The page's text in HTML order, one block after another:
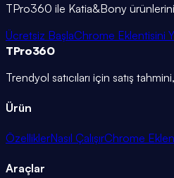
TPro360 ile Katia&Bony
Ücretsiz BaşlaChrome Eklentisini
TPro360
Trendyol satıcıları için satış
Ürün
ÖzelliklerNasıl ÇalışırChrome
Araçlar